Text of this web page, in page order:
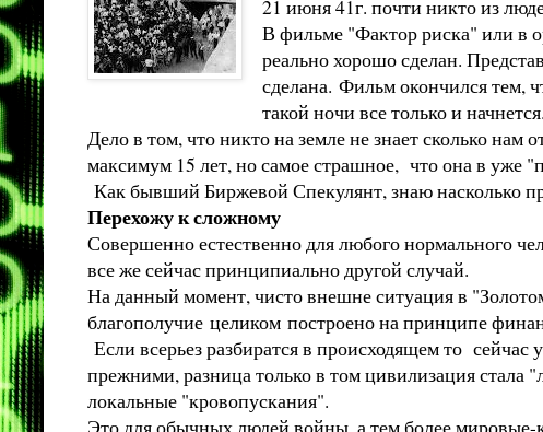
21 июня 41г. почти никто из
В фильме "Фактор риска" или в
реально хорошо сделан.
сделана. Фильм окончился тем,
такой ночи все только и начнется.
Дело в том, что никто на земле не знает сколько
максимум 15 лет, но самое страшное, что она в уже
Как бывший Биржевой Спекулянт, знаю насколько
Перехожу к сложному
Совершенно естественно для любого нормального
все же сейчас принципиально другой случай.
На данный момент, чисто внешне ситуация в
благополучие целиком построено на принципе
Если всерьез разбиратся в происходящем то
прежними, разница только в том цивилизация стала
локальные "кровопускания".
Это для обычных людей войны, а тем более